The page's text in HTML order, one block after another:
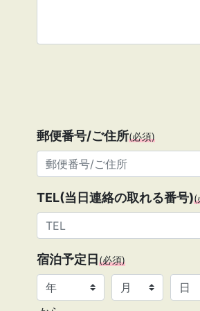
郵便番号/ご住所(必須)
TEL(当日連絡の取れる番号)(
宿泊予定日 (必須)